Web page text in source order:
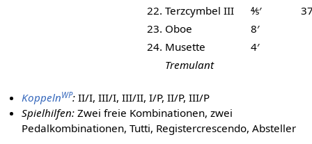
22. Terzcymbel III
4⁄5′
23. Oboe
8′
24. Musette
4′
Tremulant
KoppelnWP: II/I, III/I, III/II, I/P, II/P, III/P
Spielhilfen: Zwei freie Kombinationen, zwei
Pedalkombinationen, Tutti, Registercrescendo, Absteller